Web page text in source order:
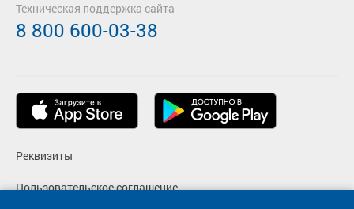
Реквизиты
Пользовательское соглашение
Техническая поддержка сайта
8 800 600-03-38